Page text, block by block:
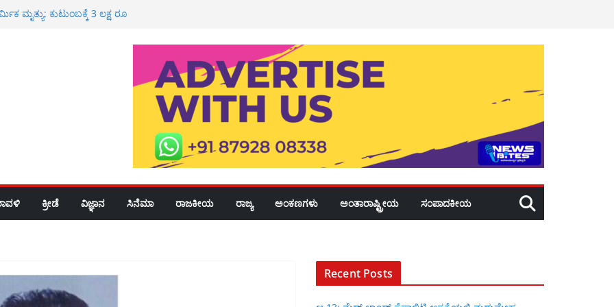
ಮೃತ್ಯು: ಕುಟುಂಬಕ್ಕೆ 3 ಲಕ್ಷ ರೂ
ಮೌಲ್ಯದ ಚಿನ್ನ ದರೋಡೆ: ಇಬ್ಬರ ಬಂಧನ
ಸೇವೆ
ಪಿಯು ಕಾಲೇಜುಗಳಿಗೆ ರಜೆ
ಕ್ರೀಡೆ ವಿಜ್ಞಾನ ಸಿನೆಮಾ ರಾಜಕೀಯ ರಾಜ್ಯ ಅಂಕಣಗಳು ಅಂತಾರಾಷ್ಟ್ರೀಯ ಸಂಪಾದಕೀಯ
Recent Posts